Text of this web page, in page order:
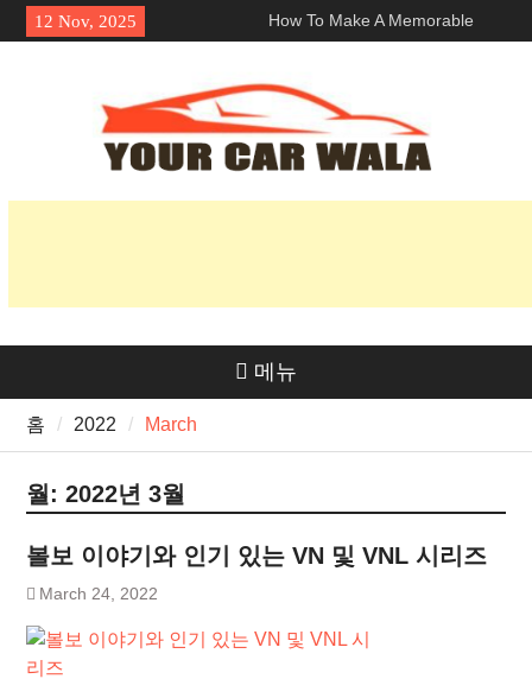
Skip
to
12 Nov, 2025
How To Make A Memorable
First Impression With A 로스앤
차량 운송 서비스에서 친환경적
인 옵션 탐색
혼다 Navi의 매력 공개: 라이더
들에게 인기 있는 이유는 무엇일
메뉴
홈 2022 March
월: 2022년 3월
볼보 이야기와 인기 있는 VN 및 VNL 시리즈
March 24, 2022